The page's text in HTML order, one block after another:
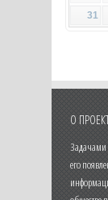
31
О
Задачами
его